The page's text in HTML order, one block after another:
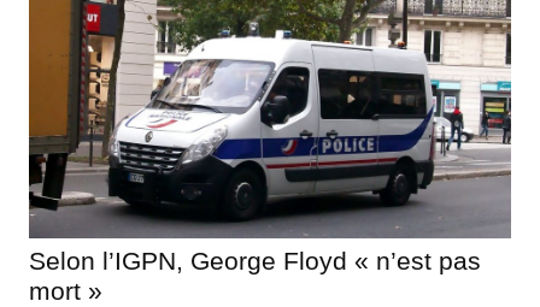
Selon l’IGPN, George Floyd « n’est pas
mort »